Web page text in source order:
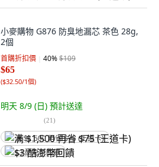
小麥購物 G876 防臭地漏芯 茶色 28g,
2個
首購折扣價 40%$109
$65
($32.50/1個)
明天 8/9 (日) 預計送達
(21)
满 $1,500 再省 $75 (王道卡)
$3 酷澎幣回饋